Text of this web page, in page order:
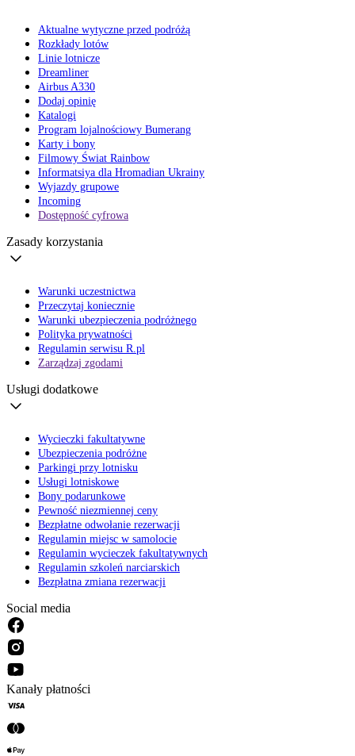
Aktualne wytyczne przed podróżą
Rozkłady lotów
Linie lotnicze
Dreamliner
Airbus A330
Dodaj opinię
Katalogi
Program lojalnościowy Bumerang
Karty i bony
Filmowy Świat Rainbow
Informatsiya dla Hromadian Ukrainy
Wyjazdy grupowe
Incoming
Dostępność cyfrowa
Zasady korzystania
Warunki uczestnictwa
Przeczytaj koniecznie
Warunki ubezpieczenia podróżnego
Polityka prywatności
Regulamin serwisu R.pl
Zarządzaj zgodami
Usługi dodatkowe
Wycieczki fakultatywne
Ubezpieczenia podróżne
Parkingi przy lotnisku
Usługi lotniskowe
Bony podarunkowe
Pewność niezmiennej ceny
Bezpłatne odwołanie rezerwacji
Regulamin miejsc w samolocie
Regulamin wycieczek fakultatywnych
Regulamin szkoleń narciarskich
Bezpłatna zmiana rezerwacji
Social media
Kanały płatności